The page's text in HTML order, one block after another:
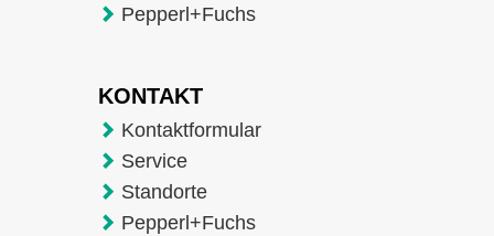
Pepperl+Fuchs
KONTAKT
Kontaktformular
Service
Standorte
Pepperl+Fuchs